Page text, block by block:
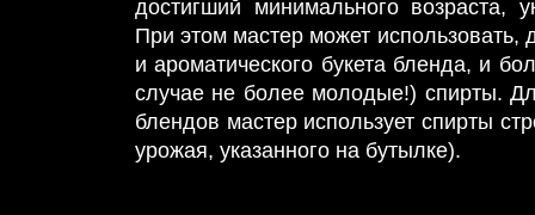
достигший минимального возраста,
При этом мастер может использовать,
и ароматического букета бленда, и
случае не более молодые!) спирты.
блендов мастер использует спирты
урожая, указанного на бутылке).